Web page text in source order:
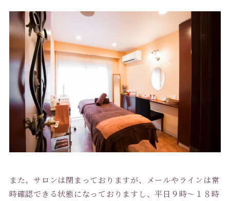
また、サロンは閉まっておりますが、メールやラインは常
時確認できる状態になっておりますし、平日９時〜１８時